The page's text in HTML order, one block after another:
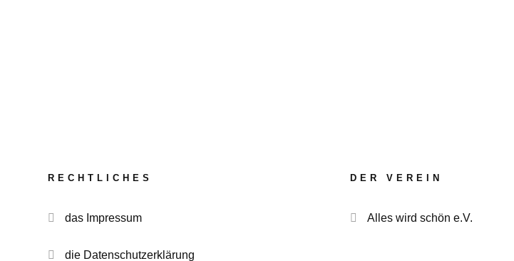
RECHTLICHES
das Impressum
die Datenschutzerklärung
DER VEREIN
Alles wird schön e.V.